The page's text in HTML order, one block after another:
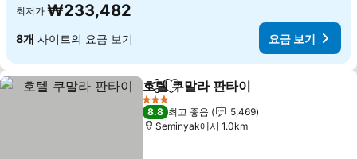
최저가 ₩233,482
8개 사이트의 요금 보기 요금 보기
공유 즐겨찾기에 추가
호텔 쿠말라 판타이
3 성급
8.8 최고 좋음
5,469
Seminyak에서 1.0km